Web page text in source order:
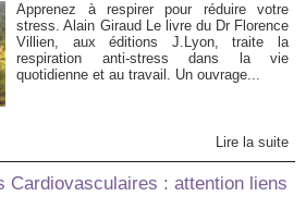
Apprenez à respirer pour réduire votre
stress. Alain Giraud Le livre du Dr Florence
Villien, aux éditions J.Lyon, traite la
respiration anti-stress dans la vie
quotidienne et au travail. Un ouvrage...
Lire la suite
Cardiovasculaires : attention liens